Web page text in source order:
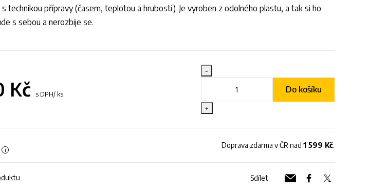
technikou přípravy (časem, teplotou a hrubostí). Je vyroben z odolného plastu, a tak si ho
s sebou a nerozbije se.
Kč s DPH/ ks
-
+
Do košíku
Doprava zdarma v ČR nad 1 599 Kč.
Sdílet